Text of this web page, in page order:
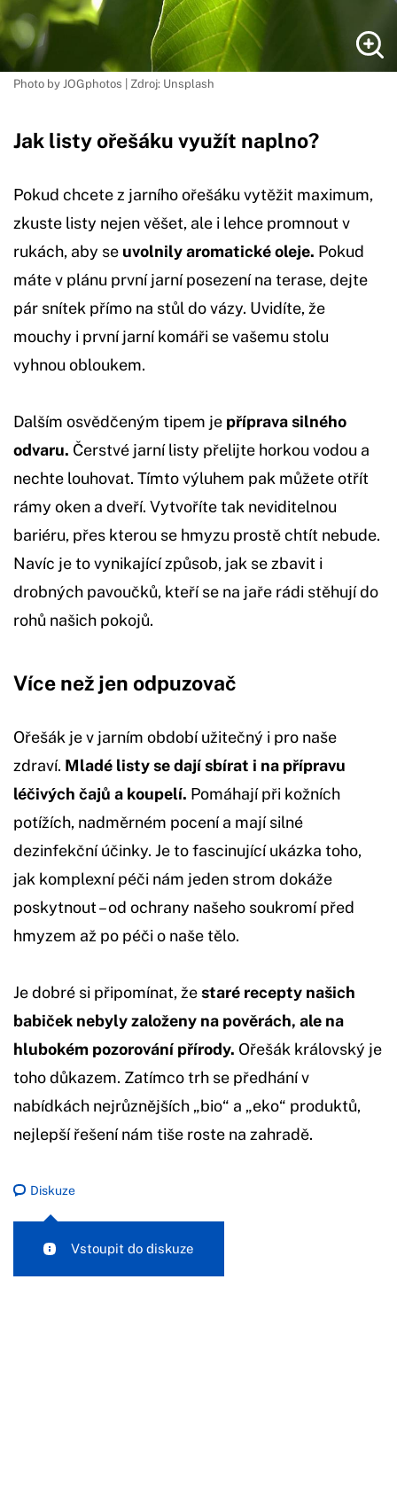
Photo by JOGphotos | Zdroj: Unsplash
Jak listy ořešáku využít naplno?
Pokud chcete z jarního ořešáku vytěžit maximum,
zkuste listy nejen věšet, ale i lehce promnout v
rukách, aby se uvolnily aromatické oleje. Pokud
máte v plánu první jarní posezení na terase, dejte
pár snítek přímo na stůl do vázy. Uvidíte, že
mouchy i první jarní komáři se vašemu stolu
vyhnou obloukem.
Dalším osvědčeným tipem je příprava silného
odvaru. Čerstvé jarní listy přelijte horkou vodou a
nechte louhovat. Tímto výluhem pak můžete otřít
rámy oken a dveří. Vytvoříte tak neviditelnou
bariéru, přes kterou se hmyzu prostě chtít nebude.
Navíc je to vynikající způsob, jak se zbavit i
drobných pavoučků, kteří se na jaře rádi stěhují do
rohů našich pokojů.
Více než jen odpuzovač
Ořešák je v jarním období užitečný i pro naše
zdraví. Mladé listy se dají sbírat i na přípravu
léčivých čajů a koupelí. Pomáhají při kožních
potížích, nadměrném pocení a mají silné
dezinfekční účinky. Je to fascinující ukázka toho,
jak komplexní péči nám jeden strom dokáže
poskytnout – od ochrany našeho soukromí před
hmyzem až po péči o naše tělo.
Je dobré si připomínat, žestaré recepty našich
babiček nebyly založeny na pověrách, ale na
hlubokém pozorování přírody. Ořešák královský je
toho důkazem. Zatímco trh se předhání v
nabídkách nejrůznějších „bio“ a „eko“ produktů,
nejlepší řešení nám tiše roste na zahradě.
Diskuze
Vstoupit do diskuze